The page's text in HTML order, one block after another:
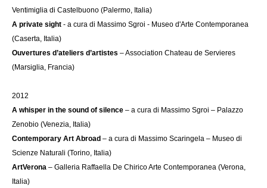
Ventimiglia di Castelbuono (Palermo, Italia)
A private sight - a cura di Massimo Sgroi - Museo d'Arte Contemporanea
(Caserta, Italia)
Ouvertures d’ateliers d’artistes – Association Chateau de Servieres
(Marsiglia, Francia)
2012
A whisper in the sound of silence – a cura di Massimo Sgroi – Palazzo
Zenobio (Venezia, Italia)
Contemporary Art Abroad – a cura di Massimo Scaringela – Museo di
Scienze Naturali (Torino, Italia)
ArtVerona – Galleria Raffaella De Chirico Arte Contemporanea (Verona,
Italia)